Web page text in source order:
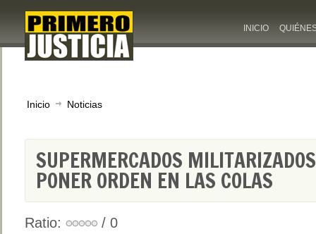
INICIO
Inicio Noticias
SUPERMERCADOS
PONER ORDEN EN LAS COLAS
Ratio:
/ 0